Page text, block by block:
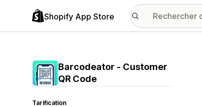
Shopify App Store
Barcodeator ‑ Customer
QR Code
Tarification